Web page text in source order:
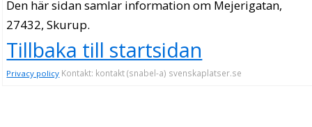
Den här sidan samlar information om Mejerigatan,
27432, Skurup.
Tillbaka till startsidan
Privacy policy Kontakt: kontakt (snabel-a) svenskaplatser.se